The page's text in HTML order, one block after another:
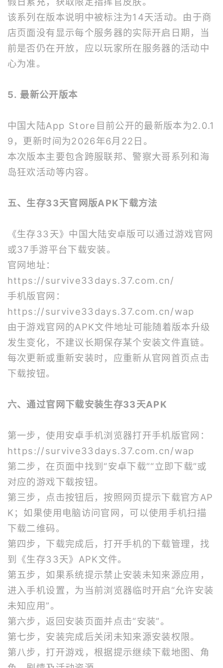
该系列在版本说明中被标注为14天活动。由于商
店页面没有显示每个服务器的实际开启日期，当
前是否仍在开放，应以玩家所在服务器的活动中
心为准。
5. 最新公开版本
中国大陆App Store目前公开的最新版本为2.0.1
9，更新时间为2026年6月22日。
本次版本主要包含跨服联邦、警察大哥系列和海
岛狂欢活动等内容。
五、生存33天官网版APK下载方法
《生存33天》中国大陆安卓版可以通过游戏官网
或37手游平台下载安装。
官网地址：
https://survive33days.37.com.cn/
手机版官网：
https://survive33days.37.com.cn/wap
由于游戏官网的APK文件地址可能随着版本升级
发生变化，不建议长期保存某个安装文件直链。
每次更新或重新安装时，应重新从官网首页点击
下载按钮。
六、通过官网下载安装生存33天APK
第一步，使用安卓手机浏览器打开手机版官网：
https://survive33days.37.com.cn/wap
第二步，在页面中找到“安卓下载”“立即下载”或
对应的游戏下载按钮。
第三步，点击按钮后，按照网页提示下载官方AP
K；如果使用电脑访问官网，可以使用手机扫描
下载二维码。
第四步，下载完成后，打开手机的下载管理，找
到《生存33天》APK文件。
第五步，如果系统提示禁止安装未知来源应用，
进入手机设置，为当前浏览器临时开启“允许安装
未知应用”。
第六步，返回安装页面并点击“安装”。
第七步，安装完成后关闭未知来源安装权限。
第八步，打开游戏，根据提示继续下载地图、角